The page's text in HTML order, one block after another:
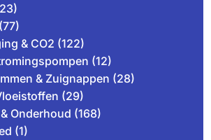
(77)
& CO2 (122)
(12)
& Zuignappen (28)
(29)
Onderhoud (168)
(1)